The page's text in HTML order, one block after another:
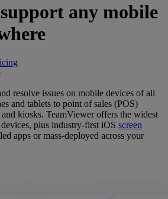
support any mobile
resolve issues on mobile devices of all
and tablets to point of sales (POS)
kiosks. TeamViewer offers the widest
plus industry-first iOS screen
apps or mass-deployed across your